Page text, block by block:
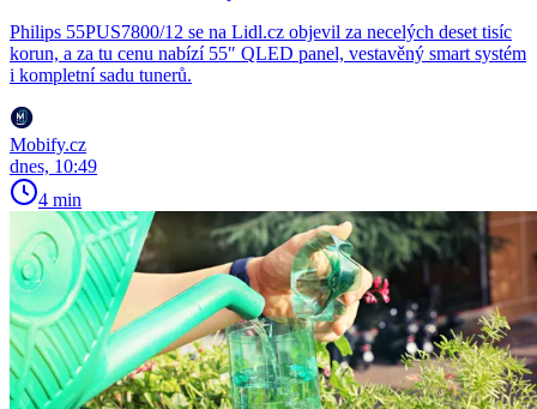
Philips 55PUS7800/12 se na Lidl.cz objevil za necelých deset tisíc
korun, a za tu cenu nabízí 55″ QLED panel, vestavěný smart systém
i kompletní sadu tunerů.
Mobify.cz
dnes, 10:49
4 min